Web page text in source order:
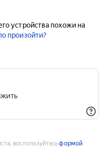
устройства похожи на
произойти?
воспользуйтесьформой